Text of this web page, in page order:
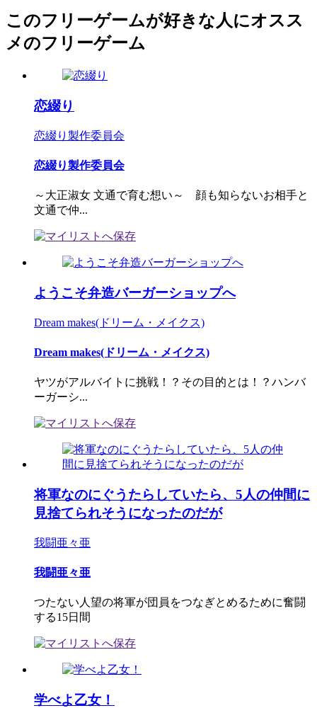
このフリーゲームが好きな人にオスス
メのフリーゲーム
恋綴り
恋綴り製作委員会
恋綴り製作委員会
～大正淑女 文通で育む想い～ 顔も知らないお相手と
文通で仲...
ようこそ弁造バーガーショップへ
Dream makes(ドリーム・メイクス)
Dream makes(ドリーム・メイクス)
ヤツがアルバイトに挑戦！？その目的とは！？ハンバ
ーガーシ...
将軍なのにぐうたらしていたら、5人の仲間に
見捨てられそうになったのだが
我闘亜々亜
我闘亜々亜
つたない人望の将軍が団員をつなぎとめるために奮闘
する15日間
学べよ乙女！